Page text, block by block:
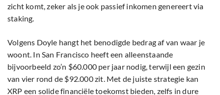
zicht komt, zeker als je ook passief inkomen genereert via
staking.
Volgens Doyle hangt het benodigde bedrag af van waar je
woont. In San Francisco heeft een alleenstaande
bijvoorbeeld zo’n $60.000 per jaar nodig, terwijl een gezin
van vier rond de $92.000 zit. Met de juiste strategie kan
XRP een solide financiële toekomst bieden, zelfs in dure